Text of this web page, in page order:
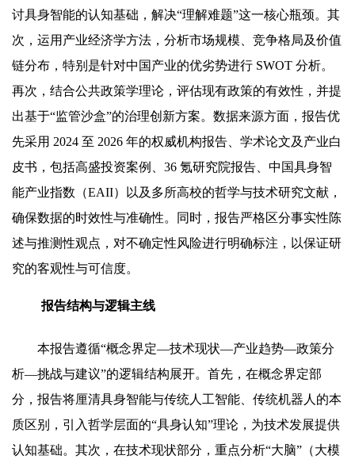
讨具身智能的认知基础，解决“理解难题”这一核心瓶颈。其
次，运用产业经济学方法，分析市场规模、竞争格局及价值
链分布，特别是针对中国产业的优劣势进行 SWOT 分析。
再次，结合公共政策学理论，评估现有政策的有效性，并提
出基于“监管沙盒”的治理创新方案。数据来源方面，报告优
先采用 2024 至 2026 年的权威机构报告、学术论文及产业白
皮书，包括高盛投资案例、36 氪研究院报告、中国具身智
能产业指数（EAII）以及多所高校的哲学与技术研究文献，
确保数据的时效性与准确性。同时，报告严格区分事实性陈
述与推测性观点，对不确定性风险进行明确标注，以保证研
究的客观性与可信度。
报告结构与逻辑主线
本报告遵循“概念界定—技术现状—产业趋势—政策分
析—挑战与建议”的逻辑结构展开。首先，在概念界定部
分，报告将厘清具身智能与传统人工智能、传统机器人的本
质区别，引入哲学层面的“具身认知”理论，为技术发展提供
认知基础。其次，在技术现状部分，重点分析“大脑”（大模